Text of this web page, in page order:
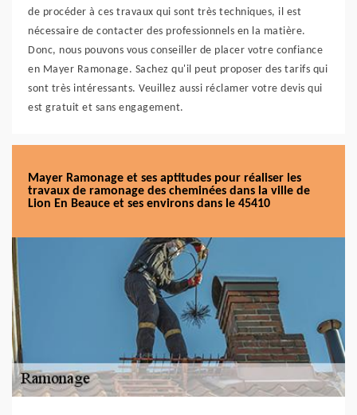
de procéder à ces travaux qui sont très techniques, il est
nécessaire de contacter des professionnels en la matière.
Donc, nous pouvons vous conseiller de placer votre confiance
en Mayer Ramonage. Sachez qu'il peut proposer des tarifs qui
sont très intéressants. Veuillez aussi réclamer votre devis qui
est gratuit et sans engagement.
Mayer Ramonage et ses aptitudes pour réaliser les
travaux de ramonage des cheminées dans la ville de
Lion En Beauce et ses environs dans le 45410